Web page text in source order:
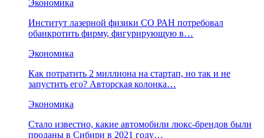
Экономика
Институт лазерной физики СО РАН потребовал
обанкротить фирму, фигурирующую в…
Экономика
Как потратить 2 миллиона на стартап, но так и не
запустить его? Авторская колонка…
Экономика
Стало известно, какие автомобили люкс-брендов были
проданы в Сибири в 2021 году…